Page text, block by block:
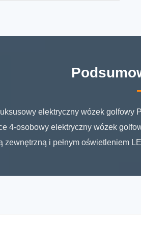
elektryczny wózek golfowy
4-osobowy elektryczny wózek
zewnętrzną i pełnym oświetleniem